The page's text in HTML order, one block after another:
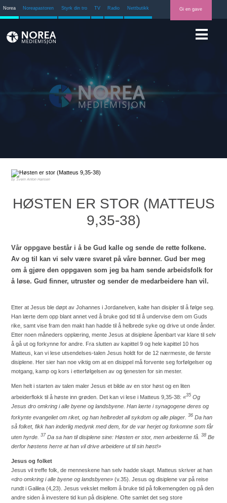
Norea Noreapastoren Styrk din tro TV Radio Nettbutikk Gi en gave
Svein Anton Hansen
HØSTEN ER STOR (MATTEUS
9,35-38)
Vår oppgave består i å be Gud kalle og sende de rette folkene.
Av og til kan vi selv være svaret på våre bønner. Gud ber meg
om å gjøre den oppgaven som jeg ba ham sende arbeidsfolk for
å løse. Gud finner, utruster og sender de medarbeidere han vil.
Etter at Jesus ble døpt av Johannes i Jordanelven, kalte han disipler til å følge seg.
Han lærte dem opp blant annet ved å bruke god tid til å undervise dem om Guds
rike, samt vise fram den makt han hadde til å helbrede syke og drive ut onde ånder.
Etter noen måneders opplæring, mente Jesus at disiplene åpenbart var klare til selv
å gå ut og forkynne for andre. Fra slutten av kapittel 9 og hele kapittel 10 hos
Matteus, kan vi lese utsendelses-talen Jesus holdt for de 12 nærmeste, de første
disiplene. Her sier han noe viktig om at en disippel må forvente seg forfølgelser og
motgang, kamp og kors i etterfølgelsen av og tjenesten for sin mester.
Men helt i starten av talen maler Jesus et bilde av en stor høst og en liten
arbeiderflokk til å høste inn grøden. Det kan vi lese i Matteus 9,35-38: «35 Og
Jesus dro omkring i alle byene og landsbyene. Han lærte i synagogene deres og
forkynte evangeliet om riket, og han helbredet all sykdom og alle plager. 36 Da han
så folket, fikk han inderlig medynk med dem, for de var herjet og forkomne som får
uten hyrde. 37 Da sa han til disiplene sine: Høsten er stor, men arbeiderne få. 38 Be
derfor høstens herre at han vil drive arbeidere ut til sin høst!»
Jesus og folket
Jesus vil treffe folk, de menneskene han selv hadde skapt. Matteus skriver at han
«dro omkring i alle byene og landsbyene» (v.35). Jesus og disiplene var på reise
rundt i Galilea (4,23). Jesus vekslet mellom å bruke tid på folkemengden og på den
andre siden å investere tid kun på disiplene. Ofte samlet det seg store